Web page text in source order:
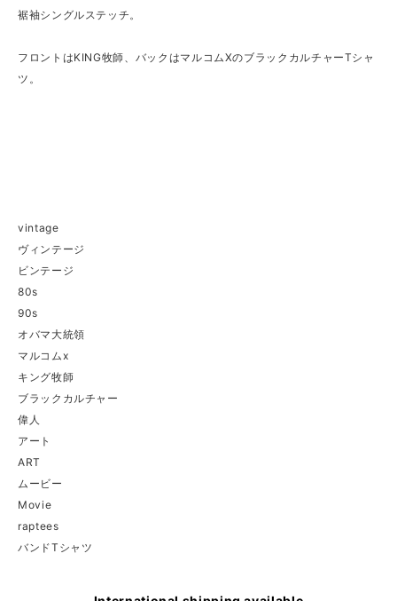
裾袖シングルステッチ。
フロントはKING牧師、バックはマルコムXのブラックカルチャーTシャ
ツ。
vintage
ヴィンテージ
ビンテージ
80s
90s
オバマ大統領
マルコムx
キング牧師
ブラックカルチャー
偉人
アート
ART
ムービー
Movie
raptees
バンドTシャツ